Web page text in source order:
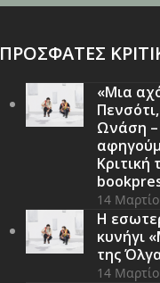
ΠΡΟΣΦΑΤΕΣ
«Μια
Ωνάση –
Κριτική
14
Η
κυνήγι
της
14